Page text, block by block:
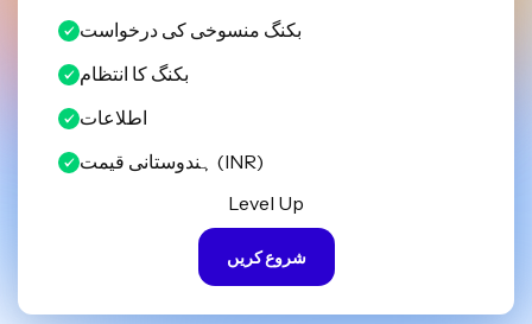
بکنگ منسوخی کی درخواست
بکنگ کا انتظام
اطلاعات
ہندوستانی قیمت (INR)
Level Up
شروع کریں